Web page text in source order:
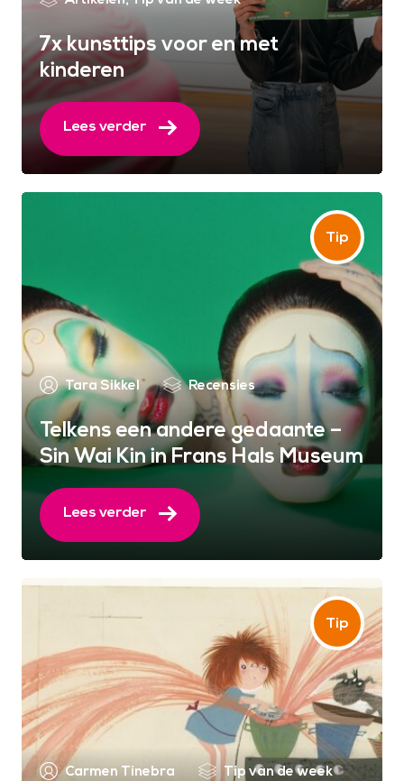
7x kunsttips voor en met
kinderen
Lees verder
Tara Sikkel Recensies
Telkens een andere gedaante –
Sin Wai Kin in Frans Hals Museum
Lees verder
Carmen Tinebra Tip van de week